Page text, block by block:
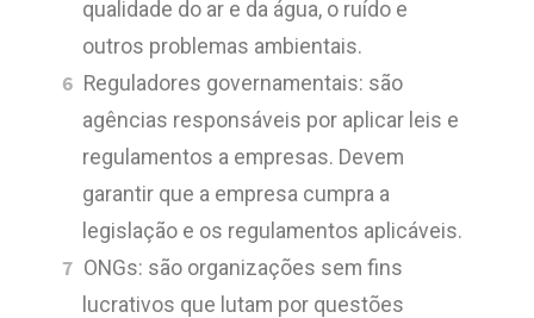
qualidade do ar e da água, o ruído e
outros problemas ambientais.
Reguladores governamentais: são
agências responsáveis por aplicar leis e
regulamentos a empresas. Devem
garantir que a empresa cumpra a
legislação e os regulamentos aplicáveis.
ONGs: são organizações sem fins
lucrativos que lutam por questões